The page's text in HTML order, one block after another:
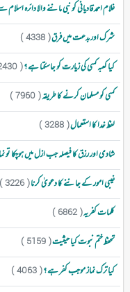
غلام احمد قادیانی کو نبی ماننے والا دائرہ
شرک اور بدعت میں فرق( 4338 )
کیا کعبہ کسی کی زیارت کو جاسکتا ہے ؟( 2430 )
کسی کو مسلمان کرنے کا طریقہ( 7960 )
لفظ خدا کا استعمال( 3288 )
شادی اور رزق کا فیصلہ جب ازل میں ہوچکا تو
غیبی امور کے جاننے کا دعویٰ کرنا( 3226 )
کلمات کفریہ( 6862 )
تحفظ ختم نبوت کیا حیثیت( 5159 )
کیا ترک نماز موجب کفر ہے ؟( 4063 )